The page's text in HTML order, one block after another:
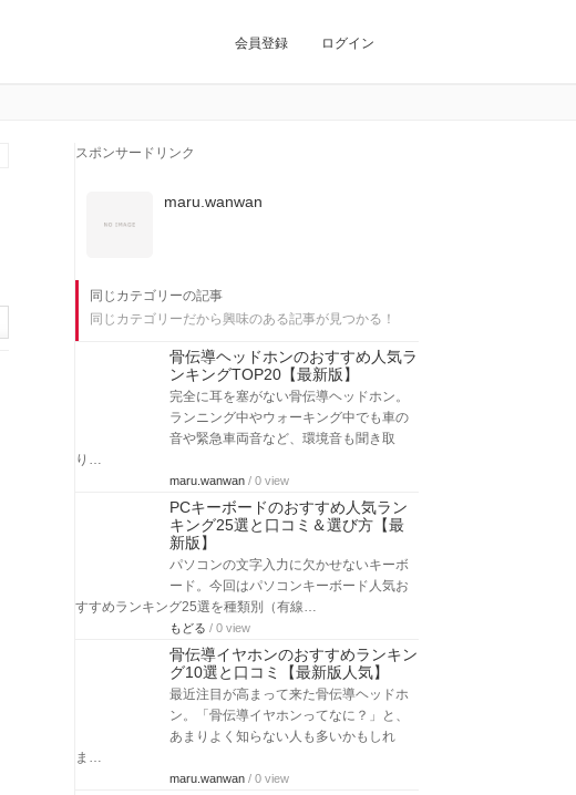
会員登録 ログイン
スポンサードリンク
maru.wanwan
同じカテゴリーの記事
同じカテゴリーだから興味のある記事が見つかる！
骨伝導ヘッドホンのおすすめ人気ラ
ンキングTOP20【最新版】
完全に耳を塞がない骨伝導ヘッドホン。
ランニング中やウォーキング中でも車の
音や緊急車両音など、環境音も聞き取
り…
maru.wanwan / 0 view
PCキーボードのおすすめ人気ラン
キング25選と口コミ＆選び方【最
新版】
パソコンの文字入力に欠かせないキーボ
ード。今回はパソコンキーボード人気お
すすめランキング25選を種類別（有線…
もどる / 0 view
骨伝導イヤホンのおすすめランキン
グ10選と口コミ【最新版人気】
最近注目が高まって来た骨伝導ヘッドホ
ン。「骨伝導イヤホンってなに？」と、
あまりよく知らない人も多いかもしれ
ま…
maru.wanwan / 0 view